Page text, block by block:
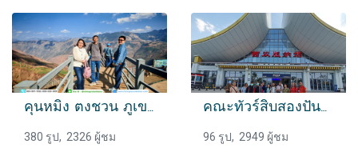
คุนหมิง ตงชวน ภูเขาหิมะเจี้ยวจื่อ ขอบพระคุณเอเจนซี่ทัวร์
380 รูป, 2326 ผู้ชม
คณะทัวร์สิบสองปันนา
96 รูป, 2949 ผู้ชม